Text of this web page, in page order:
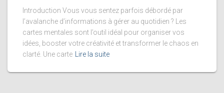
Introduction Vous vous sentez parfois débordé par
l’avalanche d’informations à gérer au quotidien ? Les
cartes mentales sont l’outil idéal pour organiser vos
idées, booster votre créativité et transformer le chaos en
clarté. Une carte
Lire la suite